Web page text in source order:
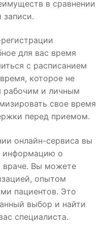
в сравнении
для вас время
с расписанием
которое не
рабочим и личным
свое время
перед приемом.
онлайн-сервиса вы
информацию о
Вы можете
опытом
пациентов. Это
выбор и найти
специалиста.